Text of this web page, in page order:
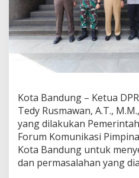
p
i
m
d
d
u
b
l
i
k
M
a
Kota Bandung – Ketua
Tedy Rusmawan, A.T.,
yang dilakukan
Forum Komunikasi
Kota Bandung untuk
dan permasalahan yang